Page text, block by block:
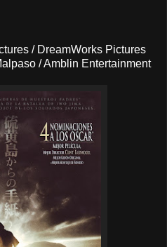
/ DreamWorks Pictures
/ Amblin Entertainment